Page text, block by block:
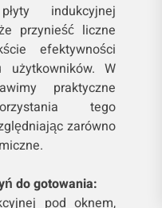
indukcyjnej
przynieść liczne
efektywności
W
praktyczne
tego
zarówno
do gotowania:
pod oknem,